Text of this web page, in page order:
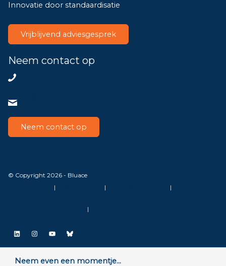
Innovatie door standaardisatie
Vrijblijvend adviesgesprek
Neem contact op
Neem contact op
© Copyright 2026 - Bluace
| | |
|
LinkedIn
Instagram
YouTube
Bluesky
Neem even een momentje...